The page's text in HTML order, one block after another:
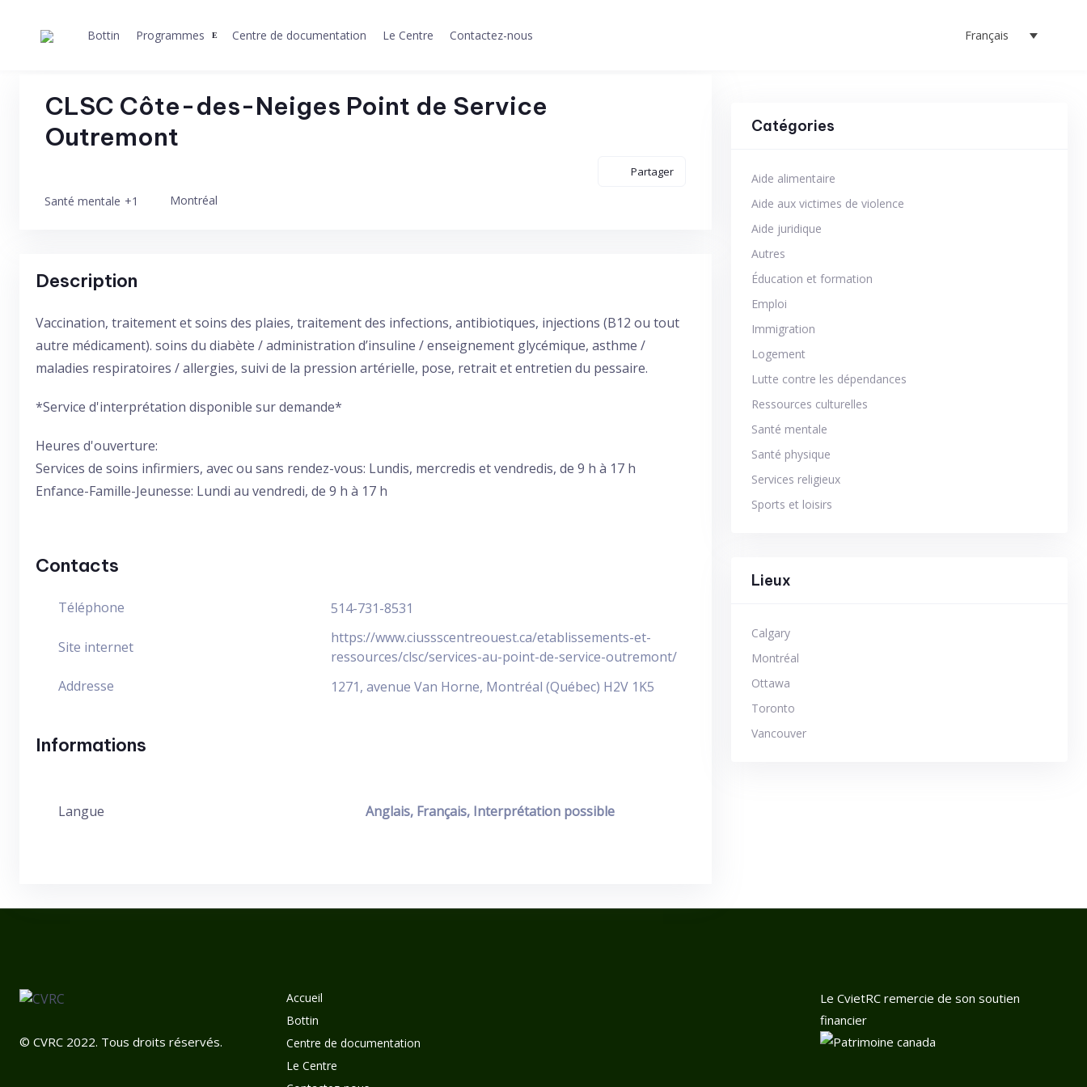
content
Bottin Programmes Centre de documentation Le Centre Contactez-nous Français
CLSC Côte-des-Neiges Point de Service
Outremont
Partager
Santé mentale +1 Montréal
Description
Vaccination, traitement et soins des plaies, traitement des infections, antibiotiques, injections (B12 ou tout
autre médicament). soins du diabète / administration d’insuline / enseignement glycémique, asthme /
maladies respiratoires / allergies, suivi de la pression artérielle, pose, retrait et entretien du pessaire.
*Service d'interprétation disponible sur demande*
Heures d'ouverture:
Services de soins infirmiers, avec ou sans rendez-vous: Lundis, mercredis et vendredis, de 9 h à 17 h
Enfance-Famille-Jeunesse: Lundi au vendredi, de 9 h à 17 h
Contacts
Téléphone 514-731-8531
Site internet
https://www.ciussscentreouest.ca/etablissements-et-
ressources/clsc/services-au-point-de-service-outremont/
Addresse
1271, avenue Van Horne, Montréal (Québec) H2V 1K5
Informations
Langue Anglais, Français, Interprétation possible
Catégories
Aide alimentaire
Aide aux victimes de violence
Aide juridique
Autres
Éducation et formation
Emploi
Immigration
Logement
Lutte contre les dépendances
Ressources culturelles
Santé mentale
Santé physique
Services religieux
Sports et loisirs
Lieux
Calgary
Montréal
Ottawa
Toronto
Vancouver
© CVRC 2022. Tous droits réservés.
Accueil
Bottin
Centre de documentation
Le Centre
Le CvietRC remercie de son soutien
financier